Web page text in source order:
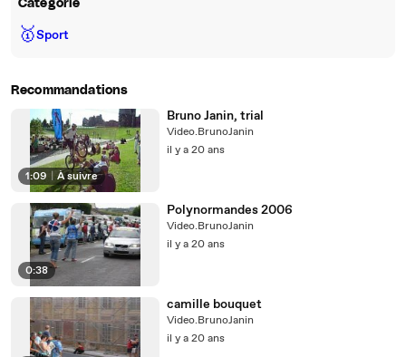
Catégorie
🥇Sport
Recommandations
1:09 À suivre
Bruno Janin, trial
Video.BrunoJanin
il y a 20 ans
0:38
Polynormandes 2006
Video.BrunoJanin
il y a 20 ans
camille bouquet
Video.BrunoJanin
il y a 20 ans